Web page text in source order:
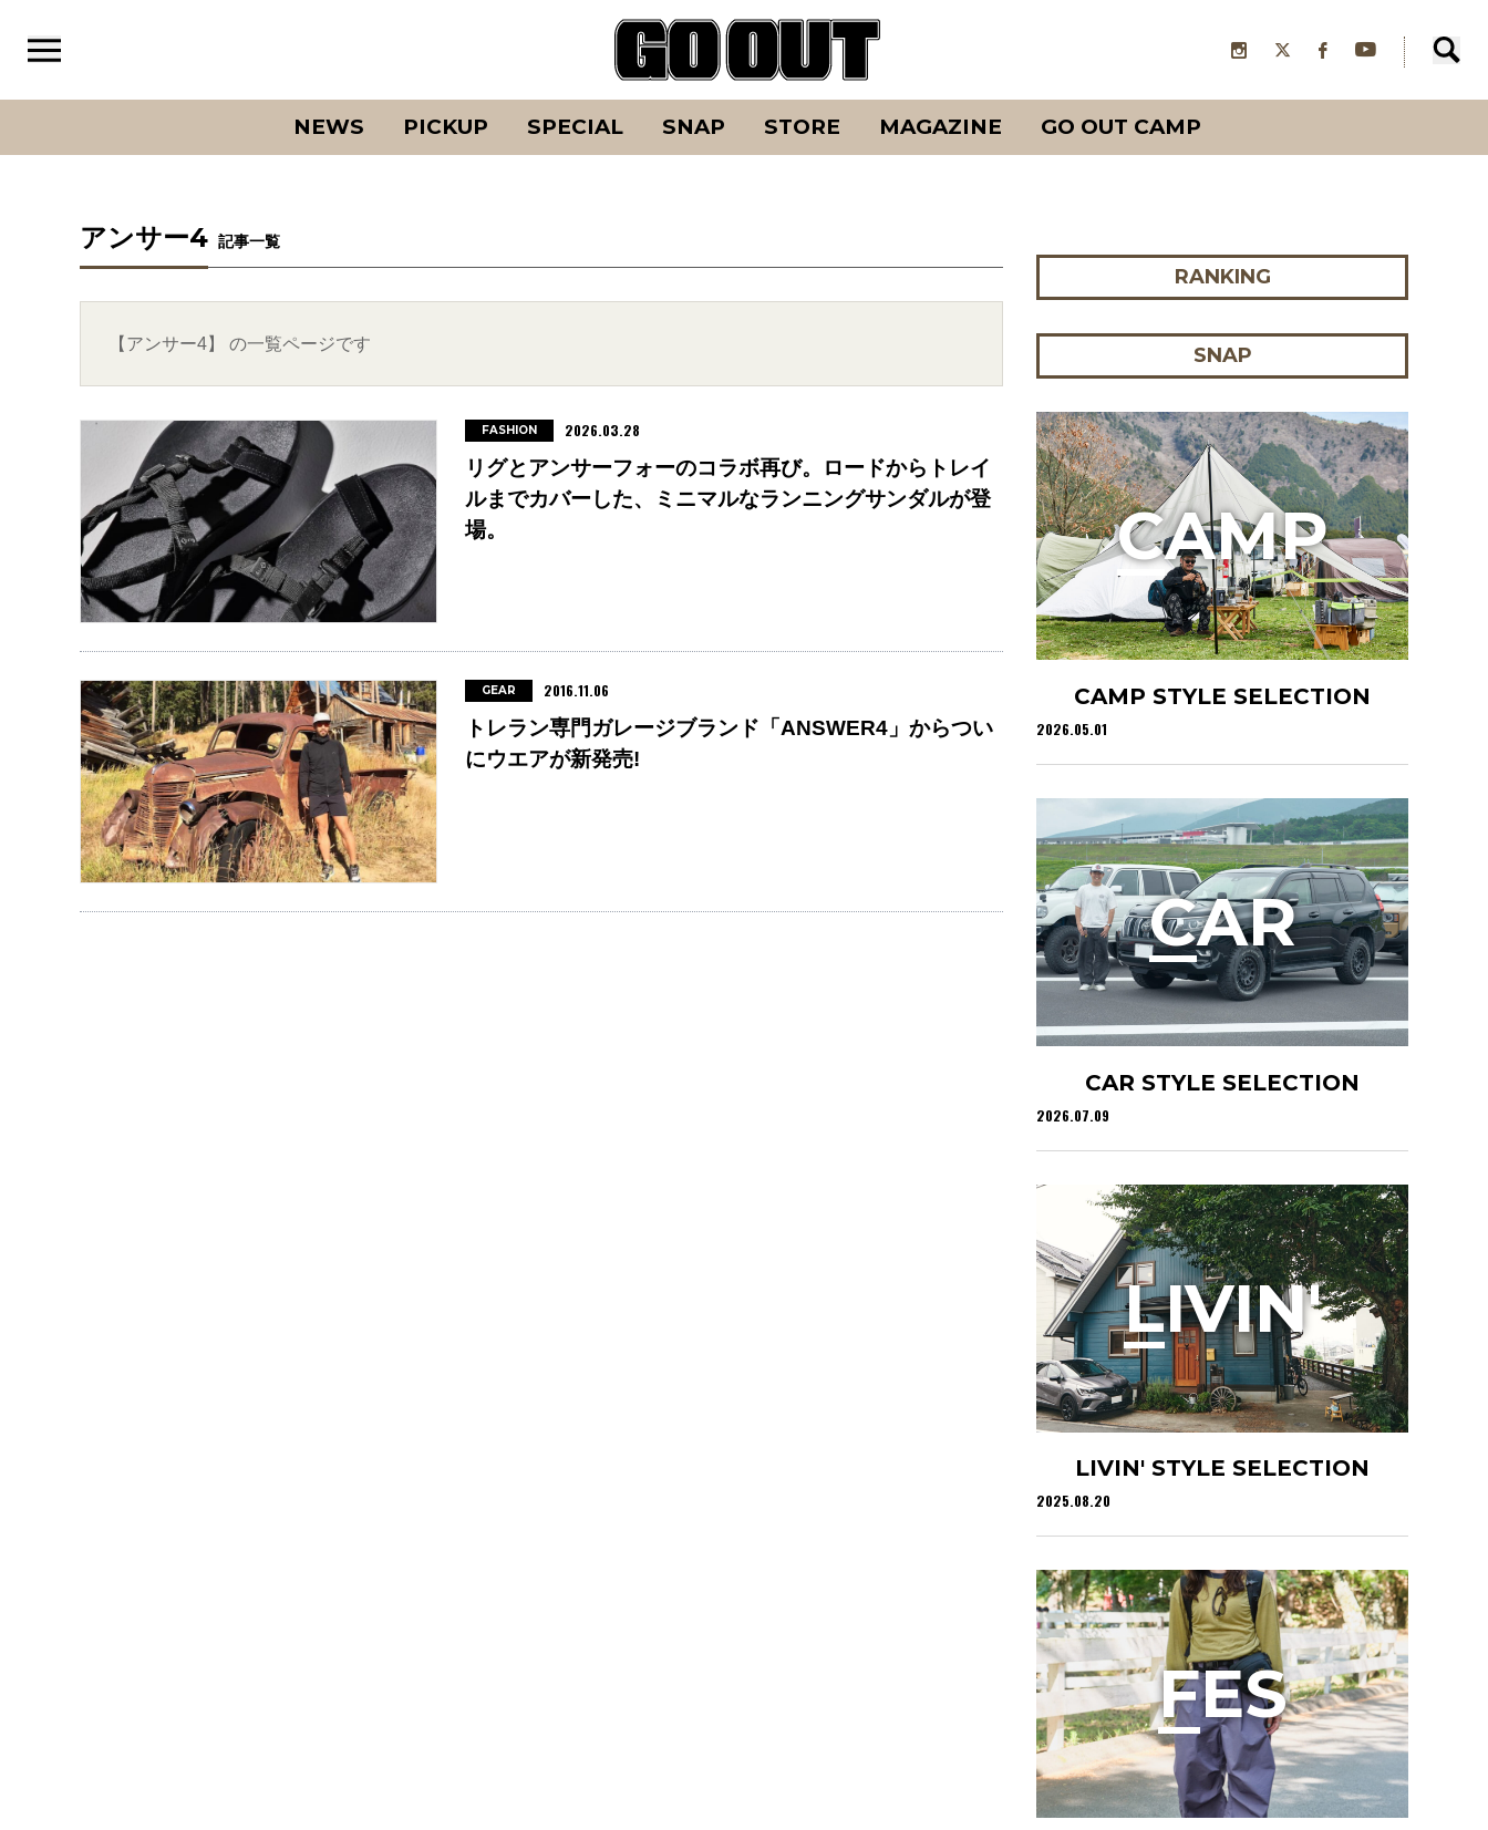
NEWS PICKUP SPECIAL SNAP STORE MAGAZINE GO OUT CAMP
アンサー4 記事一覧
【アンサー4】 の一覧ページです
リグとアンサーフォーのコラボ再び。ロードからトレイ
ルまでカバーした、ミニマルなランニングサンダルが登
場。
FASHION 2026.03.28
トレラン専門ガレージブランド「ANSWER4」からつい
にウエアが新発売!
GEAR 2016.11.06
RANKING
SNAP
CAMP STYLE SELECTION
2026.05.01
CAMP
CAR STYLE SELECTION
2026.07.09
CAR
LIVIN' STYLE SELECTION
2025.08.20
LIVIN'
FES